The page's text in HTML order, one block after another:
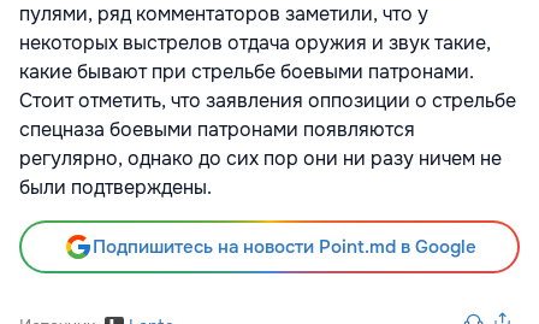
пулями, ряд комментаторов заметили, что у
некоторых выстрелов отдача оружия и звук такие,
какие бывают при стрельбе боевыми патронами.
Стоит отметить, что заявления оппозиции о стрельбе
спецназа боевыми патронами появляются
регулярно, однако до сих пор они ни разу ничем не
были подтверждены.
Подпишитесь на новости Point.md в Google